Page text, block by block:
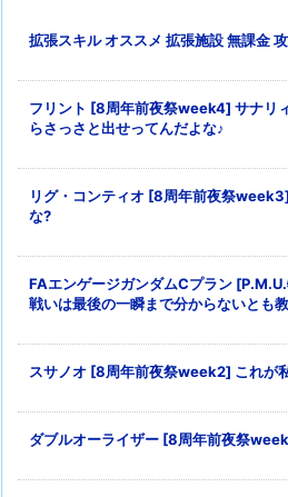
拡張スキル オススメ 拡張施設 無課金
フリント [8周年前夜祭week4] サナリ
らさっさと出せってんだよな♪
リグ・コンティオ [8周年前夜祭
な?
FAエンゲージガンダムCプラン
戦いは最後の一瞬まで分からないとも
スサノオ [8周年前夜祭week2] これが
ダブルオーライザー [8周年前夜祭